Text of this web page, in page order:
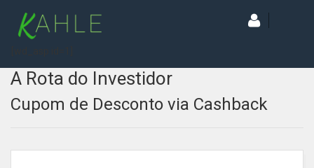
A Rota do Investidor
Cupom de Desconto via Cashback